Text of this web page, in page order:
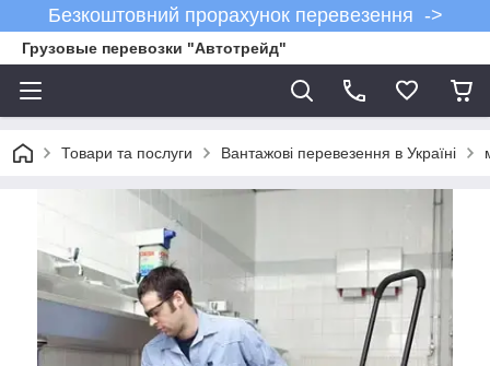
Безкоштовний прорахунок перевезення ->
Грузовые перевозки "Автотрейд"
Товари та послуги Вантажові перевезення в Україні